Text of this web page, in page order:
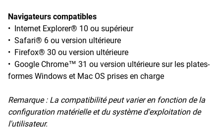
Navigateurs compatibles
• Internet Explorer® 10 ou supérieur
• Safari® 6 ou version ultérieure
• Firefox® 30 ou version ultérieure
• Google Chrome™ 31 ou version ultérieure sur les plates-
formes Windows et Mac OS prises en charge
Remarque : La compatibilité peut varier en fonction de la
configuration matérielle et du système d'exploitation de
l'utilisateur.